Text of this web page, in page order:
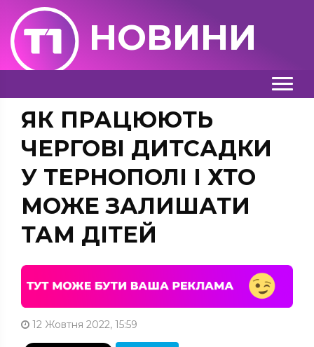
НОВИНИ
ЯК ПРАЦЮЮТЬ
ЧЕРГОВІ ДИТСАДКИ
У ТЕРНОПОЛІ І ХТО
МОЖЕ ЗАЛИШАТИ
ТАМ ДІТЕЙ
12 Жовтня 2022, 15:59